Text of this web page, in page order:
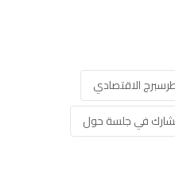
الاقتصادي
في جلسة حول